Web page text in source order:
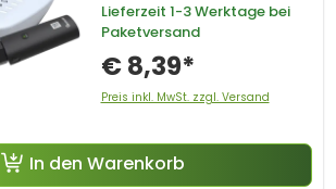
Lieferzeit 1-3 Werktage bei
Paketversand
€ 8,39*
Preis inkl. MwSt. zzgl. Versand
In den Warenkorb